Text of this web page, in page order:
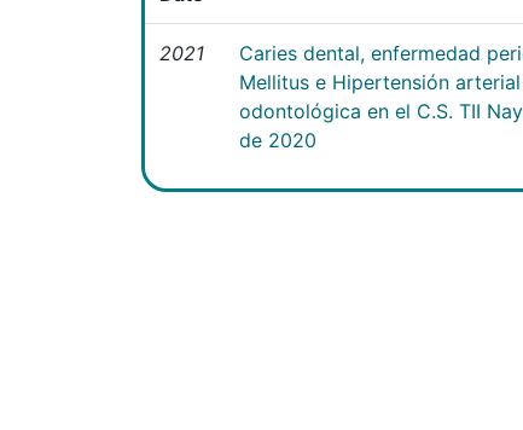
2021
Caries dental, enfermedad
Mellitus e Hipertensión
odontológica en el C.S. TII
de 2020